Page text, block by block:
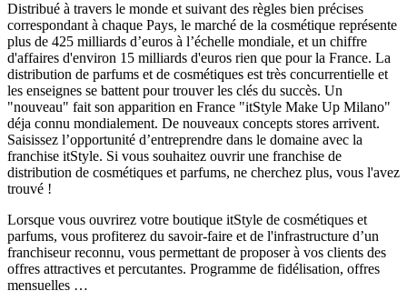
Distribué à travers le monde et suivant des règles bien précises
correspondant à chaque Pays, le marché de la cosmétique représente
plus de 425 milliards d’euros à l’échelle mondiale, et un chiffre
d'affaires d'environ 15 milliards d'euros rien que pour la France. La
distribution de parfums et de cosmétiques est très concurrentielle et
les enseignes se battent pour trouver les clés du succès. Un
"nouveau" fait son apparition en France "itStyle Make Up Milano"
déja connu mondialement. De nouveaux concepts stores arrivent.
Saisissez l’opportunité d’entreprendre dans le domaine avec la
franchise itStyle. Si vous souhaitez ouvrir une franchise de
distribution de cosmétiques et parfums, ne cherchez plus, vous l'avez
trouvé !
Lorsque vous ouvrirez votre boutique itStyle de cosmétiques et
parfums, vous profiterez du savoir-faire et de l'infrastructure d’un
franchiseur reconnu, vous permettant de proposer à vos clients des
offres attractives et percutantes. Programme de fidélisation, offres
mensuelles …